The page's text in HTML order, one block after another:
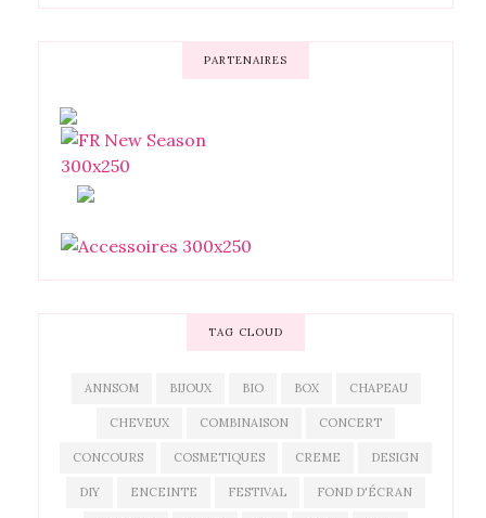
PARTENAIRES
TAG CLOUD
ANNSOM BIJOUX BIO BOX CHAPEAU
CHEVEUX COMBINAISON CONCERT
CONCOURS COSMETIQUES CREME DESIGN
DIY ENCEINTE FESTIVAL FOND D'ÉCRAN